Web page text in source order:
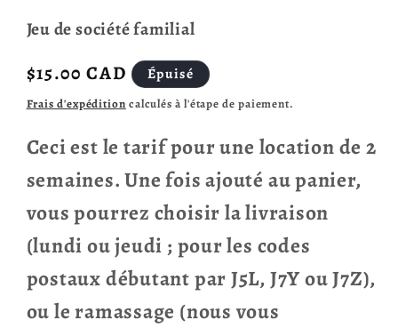
Jeu de société familial
Prix
habituel
$15.00 CAD Épuisé
Frais d'expédition calculés à l'étape de paiement.
Ceci est le tarif pour une location de 2
semaines. Une fois ajouté au panier,
vous pourrez choisir la livraison
(lundi ou jeudi ; pour les codes
postaux débutant par J5L, J7Y ou J7Z),
ou le ramassage (nous vous